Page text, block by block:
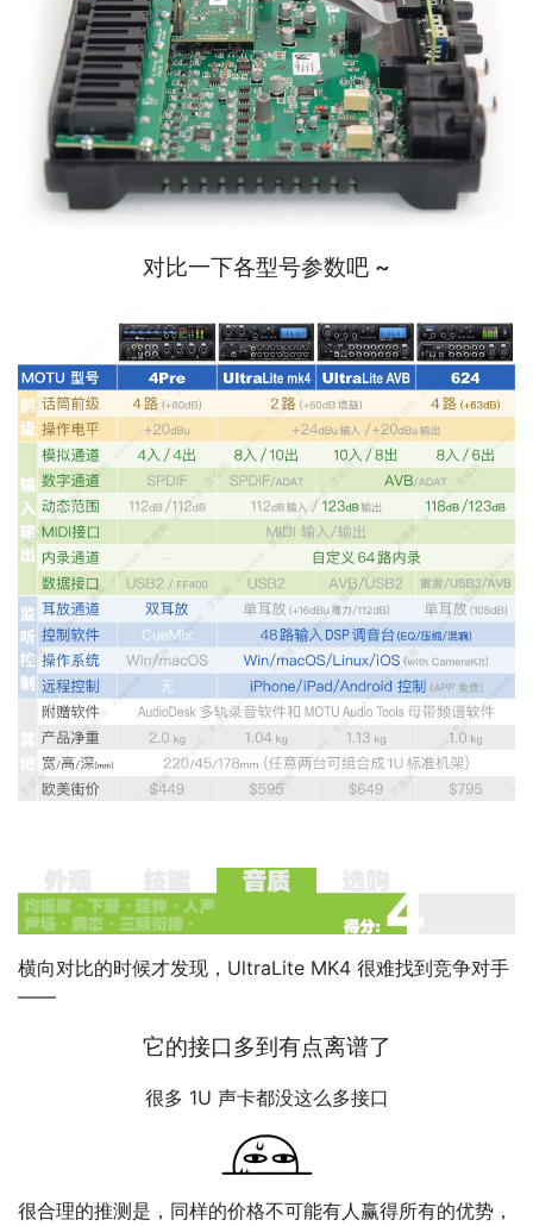
对比一下各型号参数吧 ~
横向对比的时候才发现，UltraLite MK4 很难找到竞争对手
——
它的接口多到有点离谱了
很多 1U 声卡都没这么多接口
很合理的推测是，同样的价格不可能有人赢得所有的优势，